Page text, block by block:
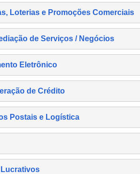
Loterias e Promoções Comerciais
de Serviços / Negócios
Eletrônico
de Crédito
Postais e Logística
Lucrativos